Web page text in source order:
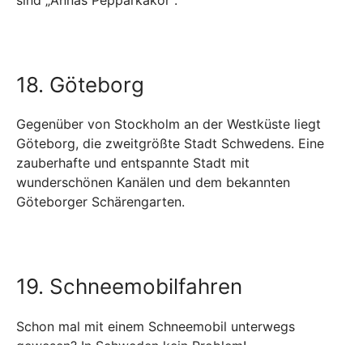
18. Göteborg
Gegenüber von Stockholm an der Westküste liegt
Göteborg, die zweitgrößte Stadt Schwedens. Eine
zauberhafte und entspannte Stadt mit
wunderschönen Kanälen und dem bekannten
Göteborger Schärengarten.
19. Schneemobilfahren
Schon mal mit einem Schneemobil unterwegs